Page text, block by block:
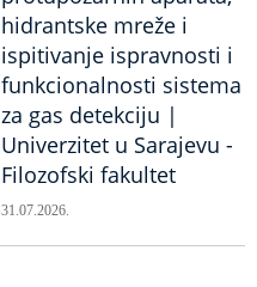
hidrantske mreže i
ispitivanje ispravnosti i
funkcionalnosti sistema
za gas detekciju |
Univerzitet u Sarajevu -
Filozofski fakultet
31.07.2026.